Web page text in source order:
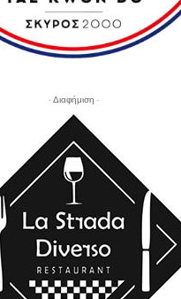
- Διαφήμιση -